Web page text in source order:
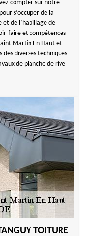
compter sur notre
s’occuper de la
et de l’habillage de
faire et compétences
Martin En Haut et
des diverses techniques
de planche de rive
TOITURE